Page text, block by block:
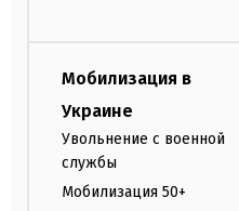
Мобилизация в
Украине
Увольнение с военной
службы
Мобилизация 50+